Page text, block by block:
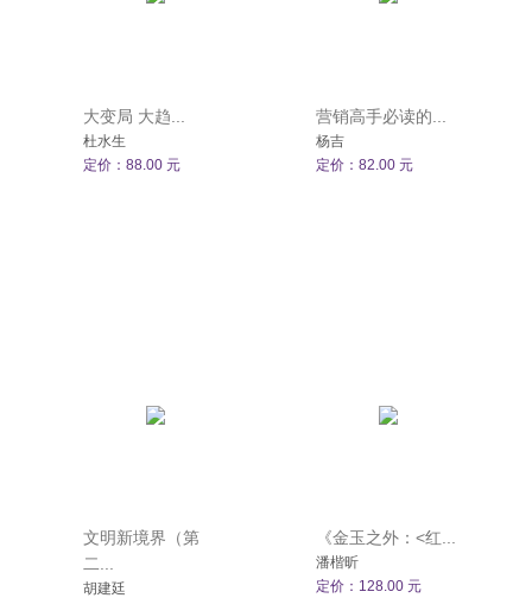
大变局 大趋...
杜水生
定价：88.00 元
营销高手必读的...
杨吉
定价：82.00 元
文明新境界（第
二...
胡建廷
《金玉之外：<红...
潘楷昕
定价：128.00 元